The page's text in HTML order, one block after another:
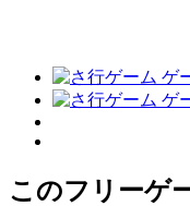
このフリーゲ